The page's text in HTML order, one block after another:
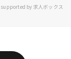
supported by 求人ボックス